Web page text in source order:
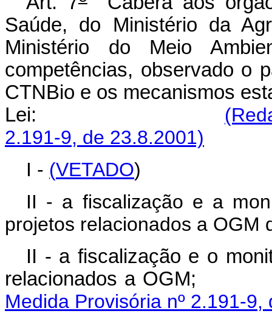
Saúde, do Ministério da
Ministério do Meio
competências, observado o
CTNBio e os mecanismos
Lei:
2.191-9, de 23.8.2001)
I - (VETADO)
II - a fiscalização e a
projetos relacionados a OGM
II - a fiscalização e o
relacionados
Medida Provisória nº 2.191-9,